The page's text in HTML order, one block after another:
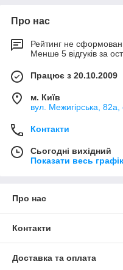
Про нас
Рейтинг не
Менше 5 відгуків за
Працює з 20.10.2009
м. Київ
вул. Межигірська,
Контакти
Сьогодні вихідний
Показати весь
Про нас
Контакти
Доставка та оплата